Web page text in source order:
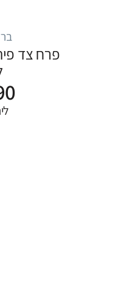
פרח צד